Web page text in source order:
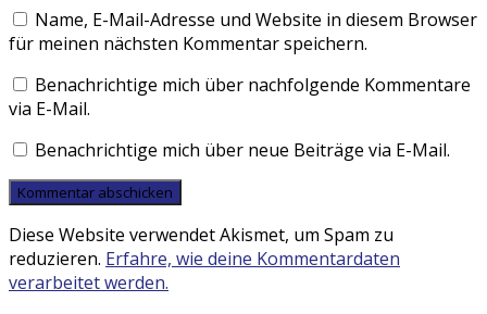
Name, E-Mail-Adresse und Website in diesem Browser
für meinen nächsten Kommentar speichern.
Benachrichtige mich über nachfolgende Kommentare
via E-Mail.
Benachrichtige mich über neue Beiträge via E-Mail.
Diese Website verwendet Akismet, um Spam zu
reduzieren. Erfahre, wie deine Kommentardaten
verarbeitet werden.